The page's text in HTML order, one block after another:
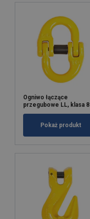
Ogniwo łączące
przegubowe LL, klasa 8
Pokaż produkt